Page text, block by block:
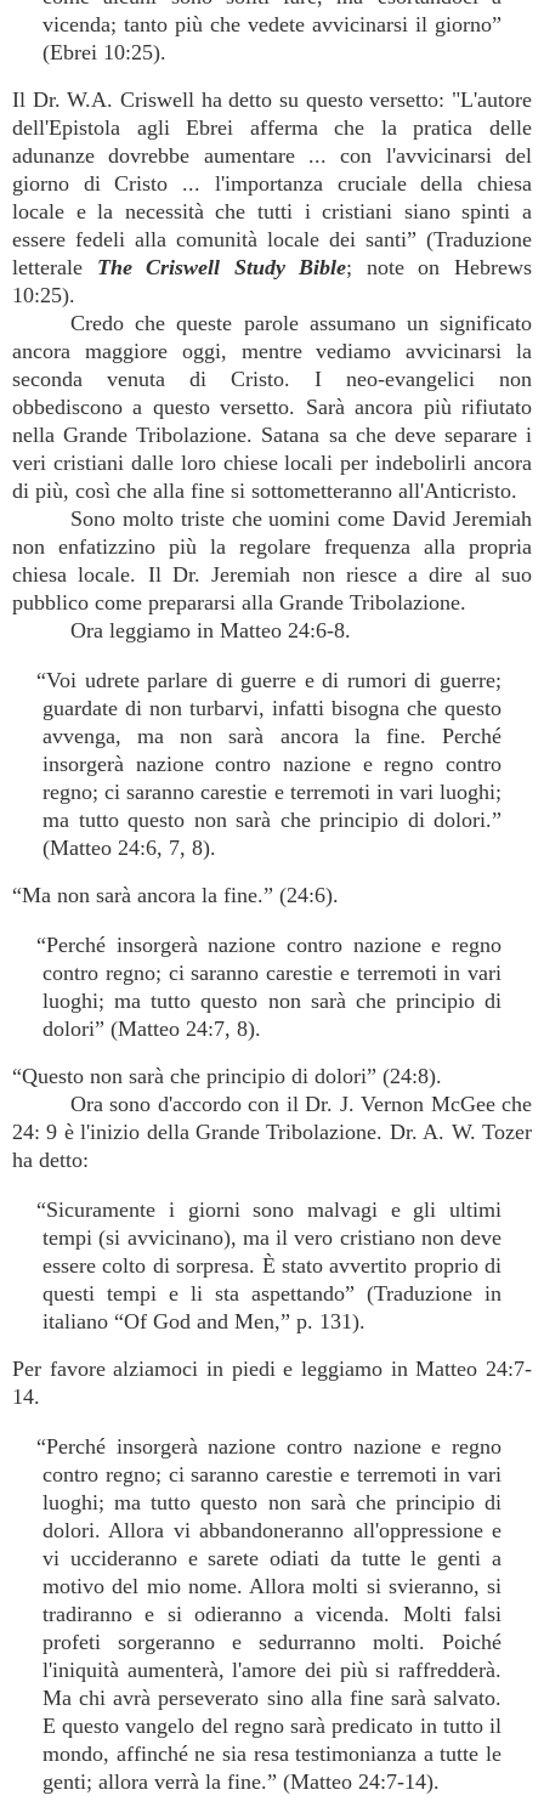
vicenda; tanto più che vedete avvicinarsi il giorno”
(Ebrei 10:25).
Il Dr. W.A. Criswell ha detto su questo versetto: "L'autore
dell'Epistola agli Ebrei afferma che la pratica delle
adunanze dovrebbe aumentare ... con l'avvicinarsi del
giorno di Cristo ... l'importanza cruciale della chiesa
locale e la necessità che tutti i cristiani siano spinti a
essere fedeli alla comunità locale dei santi” (Traduzione
letterale The Criswell Study Bible; note on Hebrews
10:25).
Credo che queste parole assumano un significato
ancora maggiore oggi, mentre vediamo avvicinarsi la
seconda venuta di Cristo. I neo-evangelici non
obbediscono a questo versetto. Sarà ancora più rifiutato
nella Grande Tribolazione. Satana sa che deve separare i
veri cristiani dalle loro chiese locali per indebolirli ancora
di più, così che alla fine si sottometteranno all'Anticristo.
Sono molto triste che uomini come David Jeremiah
non enfatizzino più la regolare frequenza alla propria
chiesa locale. Il Dr. Jeremiah non riesce a dire al suo
pubblico come prepararsi alla Grande Tribolazione.
Ora leggiamo in Matteo 24:6-8.
“Voi udrete parlare di guerre e di rumori di guerre;
guardate di non turbarvi, infatti bisogna che questo
avvenga, ma non sarà ancora la fine. Perché
insorgerà nazione contro nazione e regno contro
regno; ci saranno carestie e terremoti in vari luoghi;
ma tutto questo non sarà che principio di dolori.”
(Matteo 24:6, 7, 8).
“Ma non sarà ancora la fine.” (24:6).
“Perché insorgerà nazione contro nazione e regno
contro regno; ci saranno carestie e terremoti in vari
luoghi; ma tutto questo non sarà che principio di
dolori” (Matteo 24:7, 8).
“Questo non sarà che principio di dolori” (24:8).
Ora sono d'accordo con il Dr. J. Vernon McGee che
24: 9 è l'inizio della Grande Tribolazione. Dr. A. W. Tozer
ha detto:
“Sicuramente i giorni sono malvagi e gli ultimi
tempi (si avvicinano), ma il vero cristiano non deve
essere colto di sorpresa. È stato avvertito proprio di
questi tempi e li sta aspettando” (Traduzione in
italiano “Of God and Men,” p. 131).
Per favore alziamoci in piedi e leggiamo in Matteo 24:7-
14.
“Perché insorgerà nazione contro nazione e regno
contro regno; ci saranno carestie e terremoti in vari
luoghi; ma tutto questo non sarà che principio di
dolori. Allora vi abbandoneranno all'oppressione e
vi uccideranno e sarete odiati da tutte le genti a
motivo del mio nome. Allora molti si svieranno, si
tradiranno e si odieranno a vicenda. Molti falsi
profeti sorgeranno e sedurranno molti. Poiché
l'iniquità aumenterà, l'amore dei più si raffredderà.
Ma chi avrà perseverato sino alla fine sarà salvato.
E questo vangelo del regno sarà predicato in tutto il
mondo, affinché ne sia resa testimonianza a tutte le
genti; allora verrà la fine.” (Matteo 24:7-14).